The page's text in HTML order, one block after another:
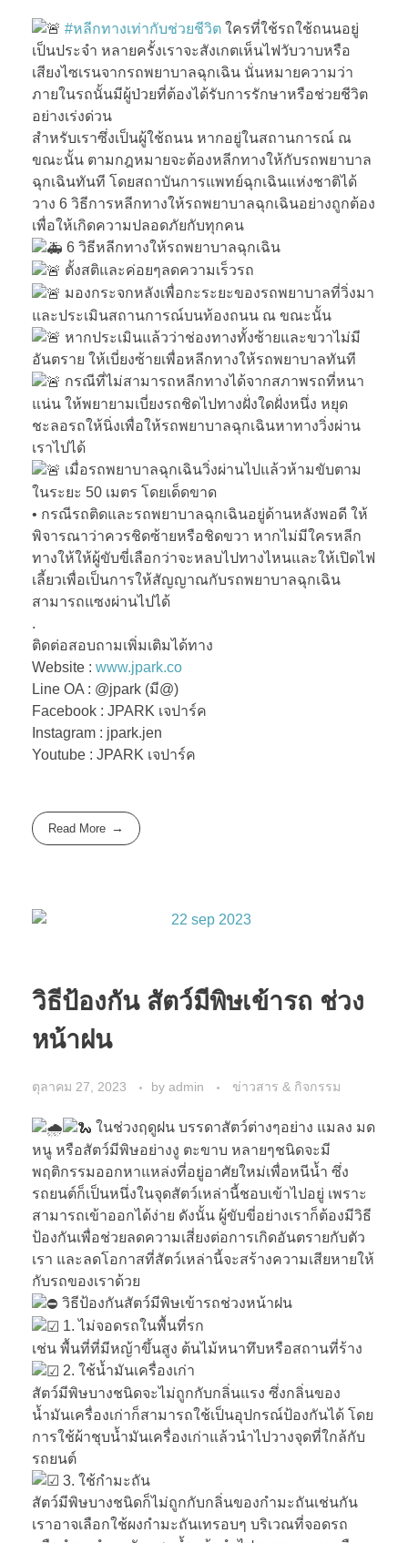
#หลีกทางเท่ากับช่วยชีวิต ใครที่ใช้รถใช้ถนนอยู่
เป็นประจำ หลายครั้งเราจะสังเกตเห็นไฟวับวาบหรือ
เสียงไซเรนจากรถพยาบาลฉุกเฉิน นั่นหมายความว่า
ภายในรถนั้นมีผู้ป่วยที่ต้องได้รับการรักษาหรือช่วยชีวิต
อย่างเร่งด่วน
สำหรับเราซึ่งเป็นผู้ใช้ถนน หากอยู่ในสถานการณ์ ณ
ขณะนั้น ตามกฎหมายจะต้องหลีกทางให้กับรถพยาบาล
ฉุกเฉินทันที โดยสถาบันการแพทย์ฉุกเฉินแห่งชาติได้
วาง 6 วิธีการหลีกทางให้รถพยาบาลฉุกเฉินอย่างถูกต้อง
เพื่อให้เกิดความปลอดภัยกับทุกคน
6 วิธีหลีกทางให้รถพยาบาลฉุกเฉิน
ตั้งสติและค่อยๆลดความเร็วรถ
มองกระจกหลังเพื่อกะระยะของรถพยาบาลที่วิ่งมา
และประเมินสถานการณ์บนท้องถนน ณ ขณะนั้น
หากประเมินแล้วว่าช่องทางทั้งซ้ายและขวาไม่มี
อันตราย ให้เบี่ยงซ้ายเพื่อหลีกทางให้รถพยาบาลทันที
กรณีที่ไม่สามารถหลีกทางได้จากสภาพรถที่หนา
แน่น ให้พยายามเบี่ยงรถชิดไปทางฝั่งใดฝั่งหนึ่ง หยุด
ชะลอรถให้นิ่งเพื่อให้รถพยาบาลฉุกเฉินหาทางวิ่งผ่าน
เราไปได้
เมื่อรถพยาบาลฉุกเฉินวิ่งผ่านไปแล้วห้ามขับตาม
ในระยะ 50 เมตร โดยเด็ดขาด
• กรณีรถติดและรถพยาบาลฉุกเฉินอยู่ด้านหลังพอดี ให้
พิจารณาว่าควรชิดซ้ายหรือชิดขวา หากไม่มีใครหลีก
ทางให้ให้ผู้ขับขี่เลือกว่าจะหลบไปทางไหนและให้เปิดไฟ
เลี้ยวเพื่อเป็นการให้สัญญาณกับรถพยาบาลฉุกเฉิน
สามารถแซงผ่านไปได้
.
ติดต่อสอบถามเพิ่มเติมได้ทาง
Website : www.jpark.co
Line OA : @jpark (มี@)
Facebook : JPARK เจปาร์ค
Instagram : jpark.jen
Youtube : JPARK เจปาร์ค
Read More
วิธีป้องกัน สัตว์มีพิษเข้ารถ ช่วง
หน้าฝน
ตุลาคม 27, 2023 by admin ข่าวสาร & กิจกรรม
ในช่วงฤดูฝน บรรดาสัตว์ต่างๆอย่าง แมลง มด
หนู หรือสัตว์มีพิษอย่างงู ตะขาบ หลายๆชนิดจะมี
พฤติกรรมออกหาแหล่งที่อยู่อาศัยใหม่เพื่อหนีน้ำ ซึ่ง
รถยนต์ก็เป็นหนึ่งในจุดสัตว์เหล่านี้ชอบเข้าไปอยู่ เพราะ
สามารถเข้าออกได้ง่าย ดังนั้น ผู้ขับขี่อย่างเราก็ต้องมีวิธี
ป้องกันเพื่อช่วยลดความเสี่ยงต่อการเกิดอันตรายกับตัว
เรา และลดโอกาสที่สัตว์เหล่านี้จะสร้างความเสียหายให้
กับรถของเราด้วย
วิธีป้องกันสัตว์มีพิษเข้ารถช่วงหน้าฝน
1. ไม่จอดรถในพื้นที่รก
เช่น พื้นที่ที่มีหญ้าขึ้นสูง ต้นไม้หนาทึบหรือสถานที่ร้าง
2. ใช้น้ำมันเครื่องเก่า
สัตว์มีพิษบางชนิดจะไม่ถูกกับกลิ่นแรง ซึ่งกลิ่นของ
น้ำมันเครื่องเก่าก็สามารถใช้เป็นอุปกรณ์ป้องกันได้ โดย
การใช้ผ้าชุบน้ำมันเครื่องเก่าแล้วนำไปวางจุดที่ใกล้กับ
รถยนต์
3. ใช้กำมะถัน
สัตว์มีพิษบางชนิดก็ไม่ถูกกับกลิ่นของกำมะถันเช่นกัน
เราอาจเลือกใช้ผงกำมะถันเทรอบๆ บริเวณที่จอดรถ